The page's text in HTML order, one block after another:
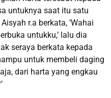
untuknya saat itu satu
r.a berkata, ‘Wahai
untukku,’ lalu dia
seraya berkata kepada
untuk membeli daging
dari harta yang engkau